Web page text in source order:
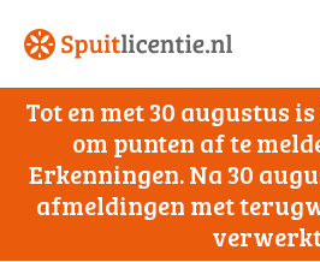
Tot en met 30 augustus
om punten af te
Erkenningen. Na 30
afmeldingen met